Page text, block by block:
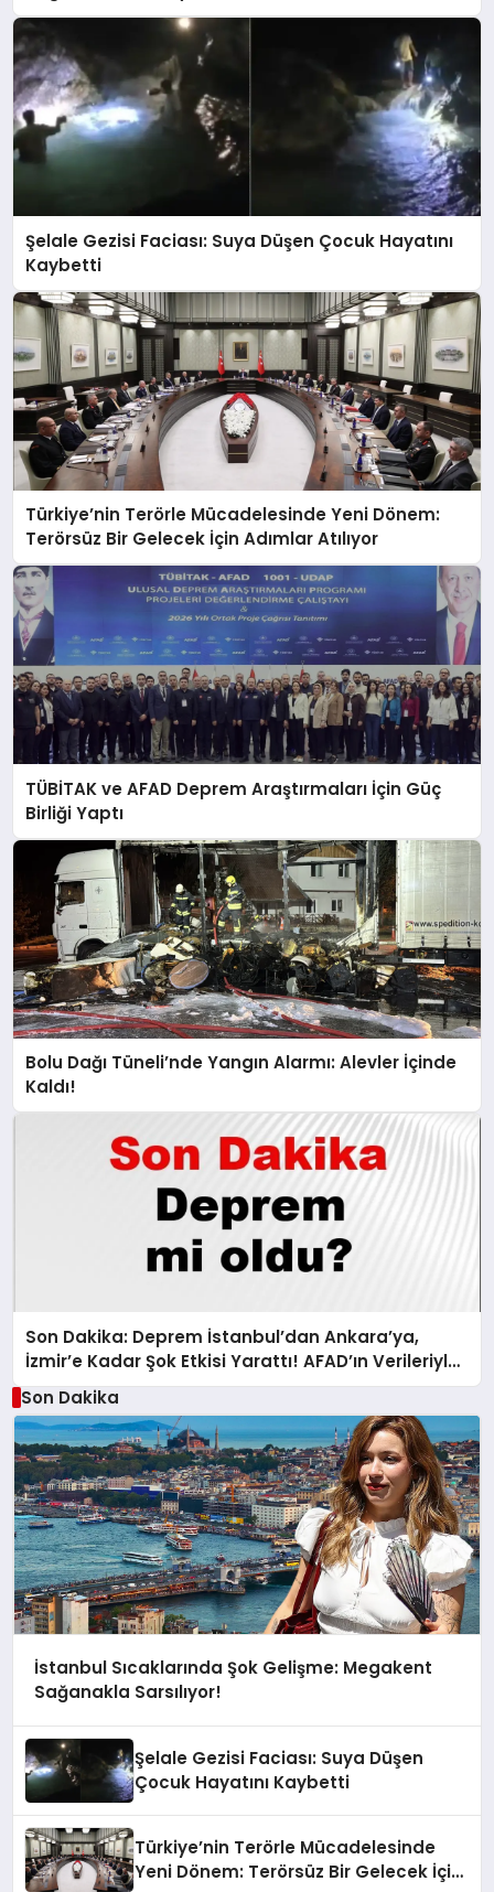
Şelale Gezisi Faciası: Suya Düşen Çocuk Hayatını
Kaybetti
Türkiye’nin Terörle Mücadelesinde Yeni Dönem:
Terörsüz Bir Gelecek İçin Adımlar Atılıyor
TÜBİTAK ve AFAD Deprem Araştırmaları İçin Güç
Birliği Yaptı
Bolu Dağı Tüneli’nde Yangın Alarmı: Alevler İçinde
Kaldı!
Son Dakika: Deprem İstanbul’dan Ankara’ya,
İzmir’e Kadar Şok Etkisi Yarattı! AFAD’ın Verileriyle
Sarsıcı Gelişmeler 6 Ağustos 2026
Son Dakika
İstanbul Sıcaklarında Şok Gelişme: Megakent
Sağanakla Sarsılıyor!
Şelale Gezisi Faciası: Suya Düşen
Çocuk Hayatını Kaybetti
Türkiye’nin Terörle Mücadelesinde
Yeni Dönem: Terörsüz Bir Gelecek İçin